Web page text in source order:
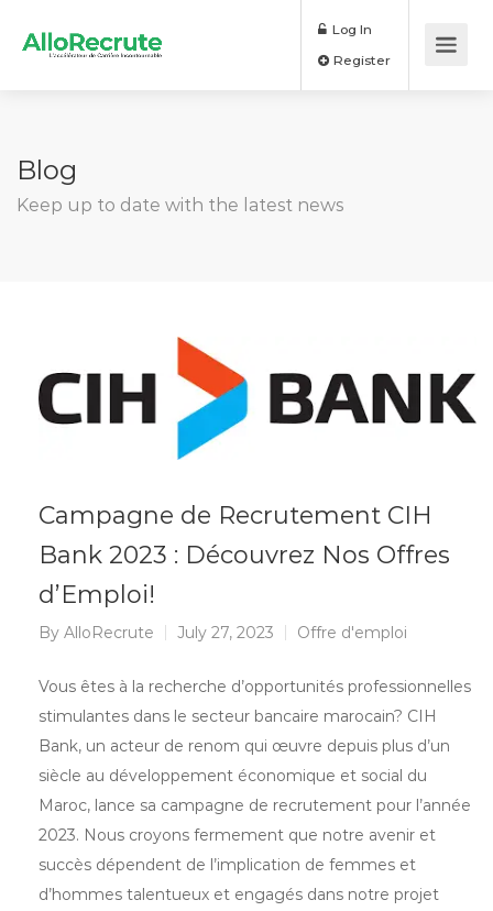
Log In
Blog
Keep up to date with the latest news
Campagne de Recrutement CIH
Bank 2023 : Découvrez Nos Offres
d’Emploi!
By AlloRecrute July 27, 2023 Offre d'emploi
Vous êtes à la recherche d’opportunités professionnelles
stimulantes dans le secteur bancaire marocain? CIH
Bank, un acteur de renom qui œuvre depuis plus d’un
siècle au développement économique et social du
Maroc, lance sa campagne de recrutement pour l’année
2023. Nous croyons fermement que notre avenir et
succès dépendent de l’implication de femmes et
d’hommes talentueux et engagés dans notre projet